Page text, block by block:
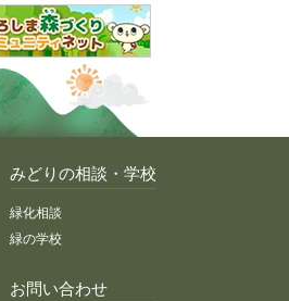
みどりの相談・学校
緑化相談
緑の学校
お問い合わせ